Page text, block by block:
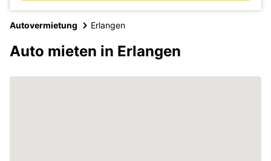
Autovermietung Erlangen
Auto mieten in Erlangen